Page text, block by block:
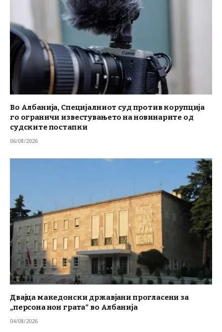
Во Албанија, Специјалниот суд против корупција
го ограничи известувањето на новинарите од
судските постапки
06/08/2026
Двајца македонски државјани прогласени за
„персона нон грата“ во Албанија
04/08/2026